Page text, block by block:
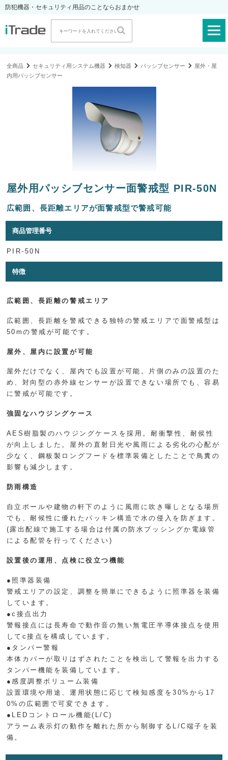
防犯機器・セキュリティ用品のことならおまかせ
全商品 セキュリティ用システム機器 検知器 パッシブセンサー
屋外・屋
内用パッシブセンサー
屋外用パッシブセンサー面警戒型 PIR-50N
広範囲、長距離エリアが面警戒型で警戒可能
商品管理番号
PIR-50N
特徴
広範囲、長距離の警戒エリア
広範囲、長距離を警戒できる独特の警戒エリアで面警戒型は
50mの警戒が可能です。
屋外、屋内に設置が可能
屋外だけでなく、屋内でも設置が可能。片側のみの設置のた
め、対向型の赤外線センサーが設置できない場所でも、容易
に警戒が可能です。
強固なハウジングケース
AES樹脂製のハウジングケースを採用。耐衝撃性、耐侯性
が向上しました。屋外の直射日光や風雨による劣化の心配が
少なく、鋼板製ロングフードを標準装備としたことで鳥糞の
影響も減少します。
防雨構造
自立ポールや建物の軒下のように風雨に吹き曝しとなる場所
でも、耐候性に優れたパッキン構造で水の侵入を防ぎます。
(露出配線で施工する場合は付属の防水ブッシングか電線管
による配管を行ってください)
設置後の運用、点検に役立つ機能
●照準器装備
警戒エリアの設定、調整を簡単にできるように照準器を装備
しています。
●c接点出力
警報接点には長寿命で動作音の無い無電圧半導体接点を使用
してc接点を構成しています。
●タンパー警報
本体カバーが取りはずされたことを検出して警報を出力する
タンパー機能を装備しています。
●感度調整ボリューム装備
設置環境や用途、運用状態に応じて検知感度を30%から17
0%の広範囲で可変できます。
●LEDコントロール機能(L/C)
アラーム表示灯の動作を離れた所から制御するL/C端子を装
備。